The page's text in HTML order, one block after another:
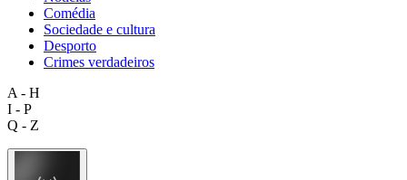
Comédia
Sociedade e cultura
Desporto
Crimes verdadeiros
A - H
I - P
Q - Z